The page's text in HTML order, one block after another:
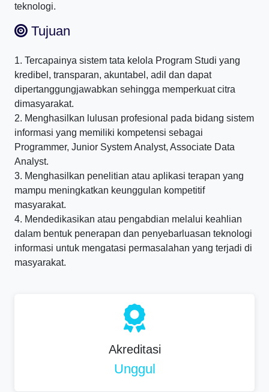
teknologi.
Tujuan
1. Tercapainya sistem tata kelola Program Studi yang
kredibel, transparan, akuntabel, adil dan dapat
dipertanggungjawabkan sehingga memperkuat citra
dimasyarakat.
2. Menghasilkan lulusan profesional pada bidang sistem
informasi yang memiliki kompetensi sebagai
Programmer, Junior System Analyst, Associate Data
Analyst.
3. Menghasilkan penelitian atau aplikasi terapan yang
mampu meningkatkan keunggulan kompetitif
masyarakat.
4. Mendedikasikan atau pengabdian melalui keahlian
dalam bentuk penerapan dan penyebarluasan teknologi
informasi untuk mengatasi permasalahan yang terjadi di
masyarakat.
Akreditasi
Unggul